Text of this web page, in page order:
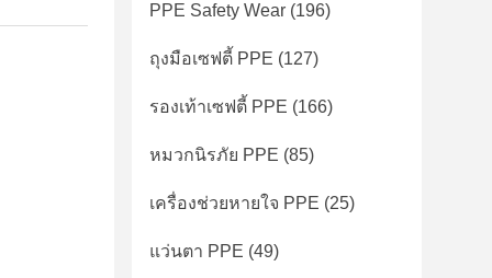
PPE Safety Wear (196)
ถุงมือเซฟตี้ PPE (127)
รองเท้าเซฟตี้ PPE (166)
หมวกนิรภัย PPE (85)
เครื่องช่วยหายใจ PPE (25)
แว่นตา PPE (49)